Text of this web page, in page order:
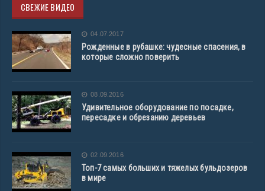
СВЕЖИЕ ВИДЕО
04.07.2017
Рожденные в рубашке: чудесные спасения, в
которые сложно поверить
08.09.2016
Удивительное оборудование по посадке,
пересадке и обрезанию деревьев
02.09.2016
Топ-7 самых больших и тяжелых бульдозеров
в мире